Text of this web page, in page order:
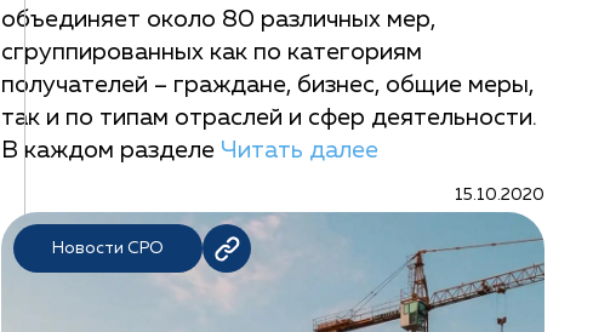
объединяет около 80 различных мер,
сгруппированных как по категориям
получателей – граждане, бизнес, общие меры,
так и по типам отраслей и сфер деятельности.
В каждом разделе Читать далее
15.10.2020
Новости СРО